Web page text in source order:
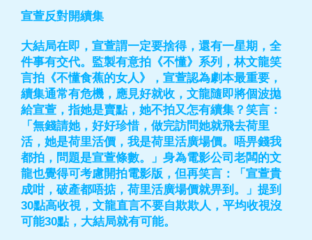
宣萱反對開續集
大結局在即，宣萱謂一定要捨得，還有一星期，全
件事有交代。監製有意拍《不懂》系列，林文龍笑
言拍《不懂食蕉的女人》，宣萱認為劇本最重要，
續集通常有危機，應見好就收，文龍隨即將個波拋
給宣萱，指她是賣點，她不拍又怎有續集？笑言：
「無錢請她，好好珍惜，做完訪問她就飛去荷里
活，她是荷里活價，我是荷里活廣場價。唔畀錢我
都拍，問題是宣萱條數。」身為電影公司老闆的文
龍也覺得可考慮開拍電影版，但再笑言：「宣萱貴
成咁，破產都唔掂，荷里活廣場價就畀到。」提到
30點高收視，文龍直言不要自欺欺人，平均收視沒
可能30點，大結局就有可能。